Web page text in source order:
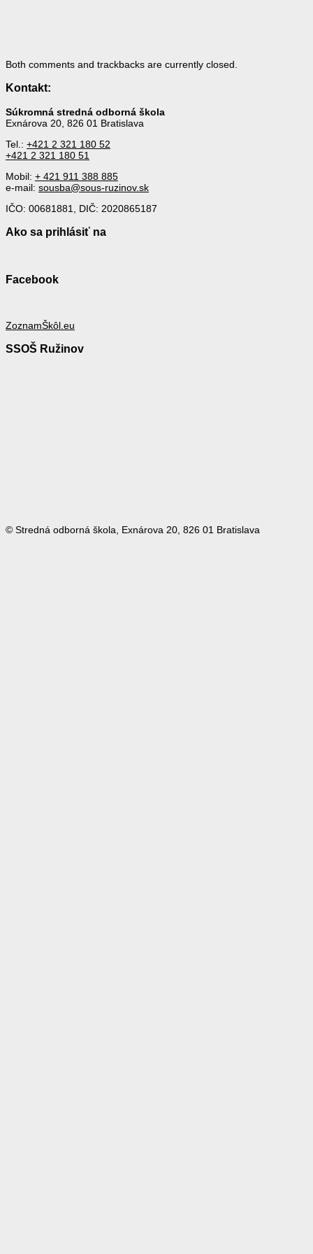
Both comments and trackbacks are currently closed.
Kontakt:
Súkromná stredná odborná škola
Exnárova 20, 826 01 Bratislava
Tel.: +421 2 321 180 52
+421 2 321 180 51
Mobil: + 421 911 388 885
e-mail: sousba@sous-ruzinov.sk
IČO: 00681881, DIČ: 2020865187
Ako sa prihlásiť na
Facebook
ZoznamŠkôl.eu
SSOŠ Ružinov
© Stredná odborná škola, Exnárova 20, 826 01 Bratislava